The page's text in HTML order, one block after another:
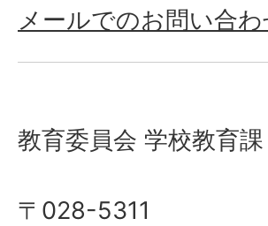
メールでのお問い合
教育委員会 学校教育課
〒028-5311